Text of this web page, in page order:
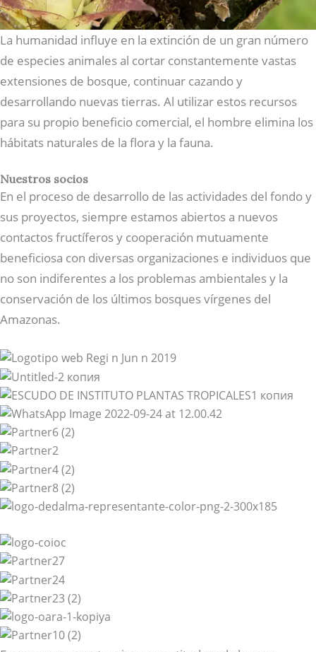
La humanidad influye en la extinción de un gran número
de especies animales al cortar constantemente vastas
extensiones de bosque, continuar cazando y
desarrollando nuevas tierras. Al utilizar estos recursos
para su propio beneficio comercial, el hombre elimina los
hábitats naturales de la flora y la fauna.
Nuestros socios
En el proceso de desarrollo de las actividades del fondo y
sus proyectos, siempre estamos abiertos a nuevos
contactos fructíferos y cooperación mutuamente
beneficiosa con diversas organizaciones e individuos que
no son indiferentes a los problemas ambientales y la
conservación de los últimos bosques vírgenes del
Amazonas.